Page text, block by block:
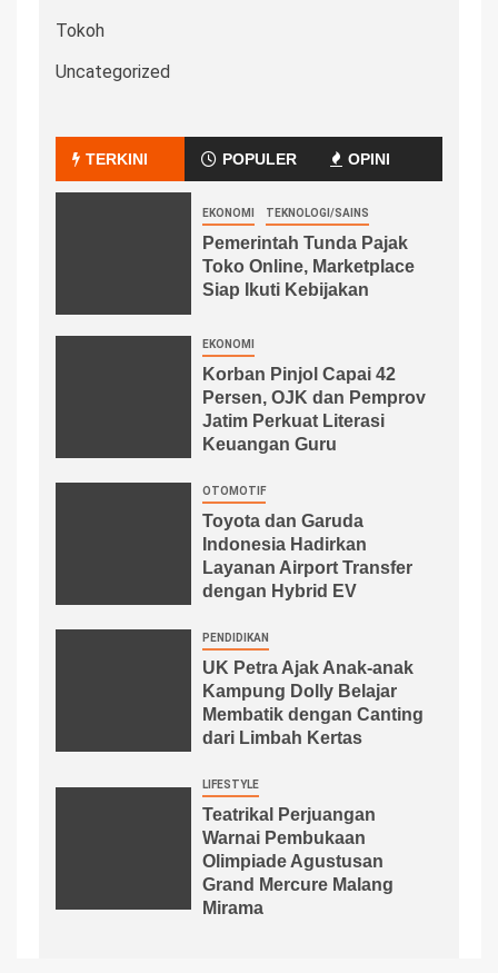
Tokoh
Uncategorized
TERKINI POPULER OPINI
EKONOMI TEKNOLOGI/SAINS
Pemerintah Tunda Pajak
Toko Online, Marketplace
Siap Ikuti Kebijakan
EKONOMI
Korban Pinjol Capai 42
Persen, OJK dan Pemprov
Jatim Perkuat Literasi
Keuangan Guru
OTOMOTIF
Toyota dan Garuda
Indonesia Hadirkan
Layanan Airport Transfer
dengan Hybrid EV
PENDIDIKAN
UK Petra Ajak Anak-anak
Kampung Dolly Belajar
Membatik dengan Canting
dari Limbah Kertas
LIFESTYLE
Teatrikal Perjuangan
Warnai Pembukaan
Olimpiade Agustusan
Grand Mercure Malang
Mirama